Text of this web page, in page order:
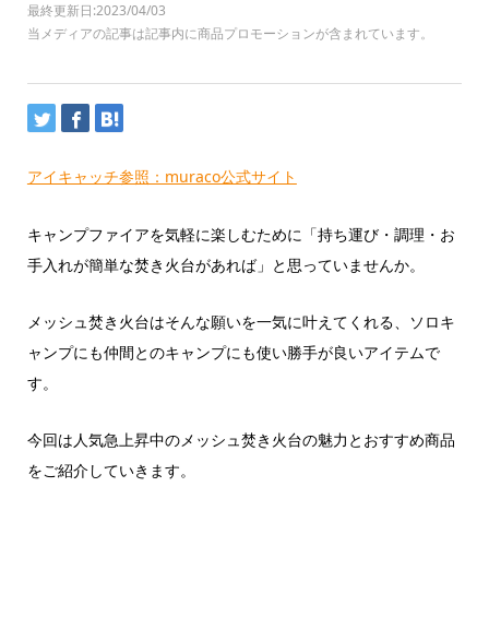
最終更新日:2023/04/03
当メディアの記事は記事内に商品プロモーションが含まれています。
アイキャッチ参照：muraco公式サイト
キャンプファイアを気軽に楽しむために「持ち運び・調理・お
手入れが簡単な焚き火台があれば」と思っていませんか。
メッシュ焚き火台はそんな願いを一気に叶えてくれる、ソロキ
ャンプにも仲間とのキャンプにも使い勝手が良いアイテムで
す。
今回は人気急上昇中のメッシュ焚き火台の魅力とおすすめ商品
をご紹介していきます。